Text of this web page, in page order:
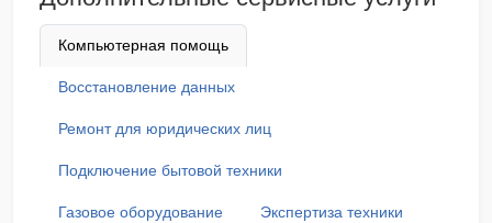
Компьютерная помощь
Восстановление данных
Ремонт для юридических лиц
Подключение бытовой техники
Газовое оборудование Экспертиза техники